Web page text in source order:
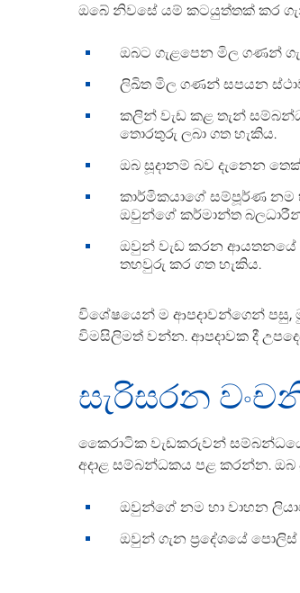
ඔබේ නිවසේ යම් කටයුත්තක් කර
ඔබට ගැළපෙන මිල ගණන්
ලිඛිත මිල ගණන් සපයන
කලින් වැඩ කළ තැන්
තොරතුරු ලබා ගත හැකිය.
ඔබ සූදානම් බව දැනෙන
කාර්මිකයාගේ සම්පූර්ණ නම
ඔවුන්ගේ කර්මාන්ත
ඔවුන් වැඩ කරන ආයතනයේ
තහවුරු කර ගත හැකිය.
විශේෂයෙන් ම ආපදාවන්ගෙන් පසු,
විමසිලිමත් වන්න. ආපදාවක දී
සැරිසරන
කෛරාටික වැඩකරුවන්
අදාළ සම්බන්ධකය පළ කරන්න. ඔබ
ඔවුන්ගේ නම හා වාහන
ඔවුන් ගැන ප‍්‍රදේශයේ